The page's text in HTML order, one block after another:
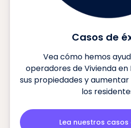
Casos de
Vea cómo hemos
operadores de Vivienda
sus propiedades y
los
Lea nuestros casos